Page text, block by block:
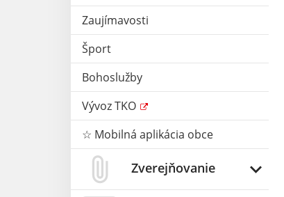
Zaujímavosti
Šport
Bohoslužby
Vývoz TKO
☆ Mobilná aplikácia obce
Zverejňovanie